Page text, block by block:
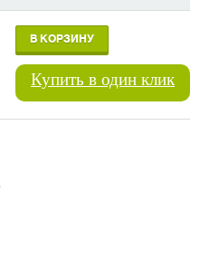
В КОРЗИНУ
Купить в один клик